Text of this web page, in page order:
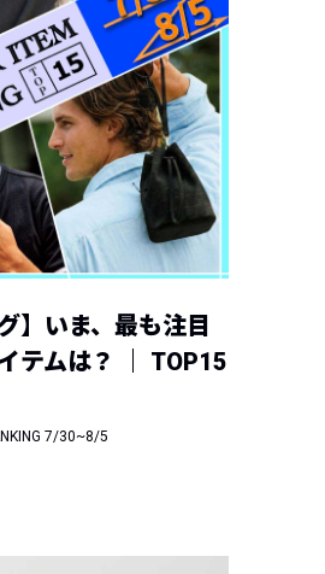
】いま、最も注目
テムは？ ｜ TOP15
7/30~8/5